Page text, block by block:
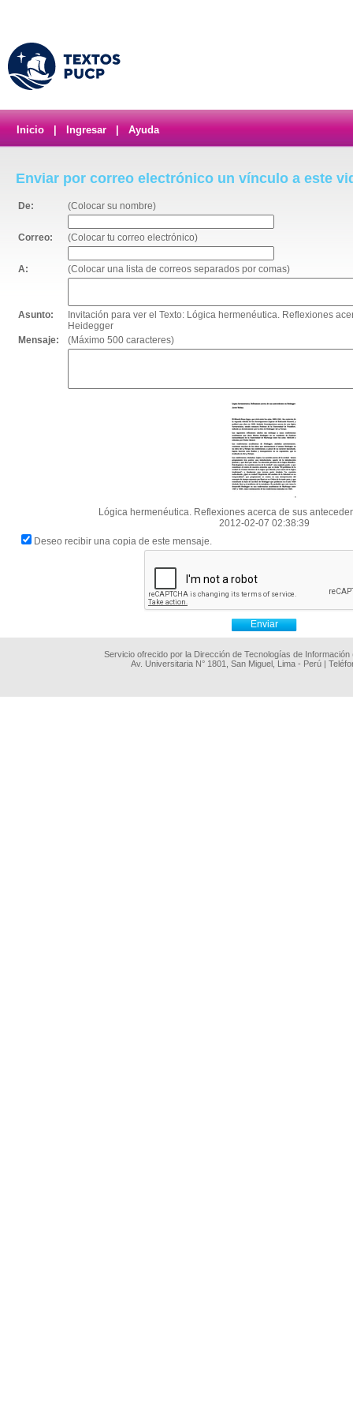
Inicio Ingresar Ayuda
Enviar por correo electrónico un vínculo a este
De: (Colocar su nombre)
Correo: (Colocar tu correo electrónico)
A: (Colocar una lista de correos separados por comas)
Asunto:
Invitación para ver el Texto: Lógica hermenéutica. Reflexiones
Heidegger
Mensaje:
(Máximo 500 caracteres)
Lógica hermenéutica. Reflexiones acerca de sus
2012-02-07 02:38:39
Deseo recibir una copia de este mensaje.
Servicio ofrecido por la Dirección de Tecnologías de
Av. Universitaria N° 1801, San Miguel, Lima - Perú |